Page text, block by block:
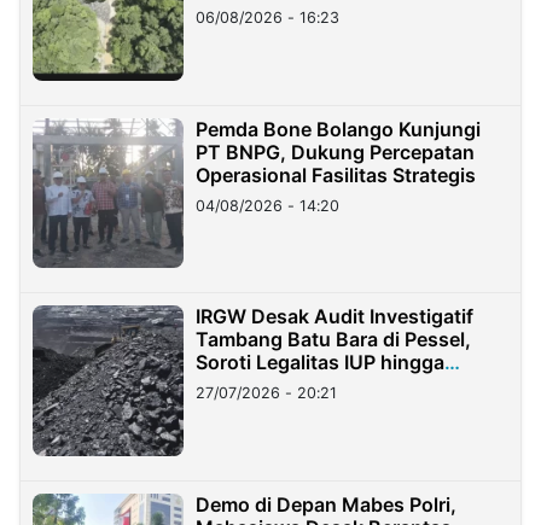
06/08/2026 - 16:23
Pemda Bone Bolango Kunjungi
PT BNPG, Dukung Percepatan
Operasional Fasilitas Strategis
04/08/2026 - 14:20
IRGW Desak Audit Investigatif
Tambang Batu Bara di Pessel,
Soroti Legalitas IUP hingga
Stockpile
27/07/2026 - 20:21
Demo di Depan Mabes Polri,